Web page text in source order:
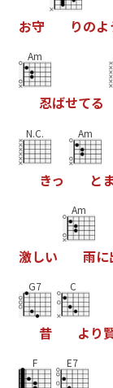
お守 りのよ
Am
忍ばせてる
N.C.
きっ
Am
と
激しい
Am
雨に
G7
昔
C
よ り
F E7